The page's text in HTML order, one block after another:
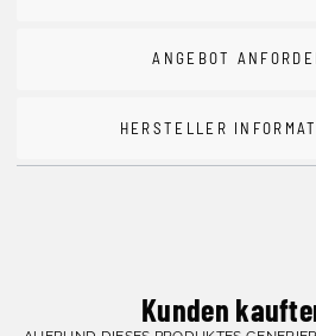
ANGEBOT
HERSTELLER
Kunden